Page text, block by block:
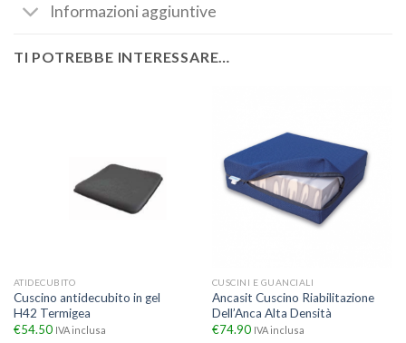
Informazioni aggiuntive
TI POTREBBE INTERESSARE…
ATIDECUBITO
Cuscino antidecubito in gel
H42 Termigea
€54.50 IVA inclusa
CUSCINI E GUANCIALI
Ancasit Cuscino Riabilitazione
Dell’Anca Alta Densità
€74.90 IVA inclusa